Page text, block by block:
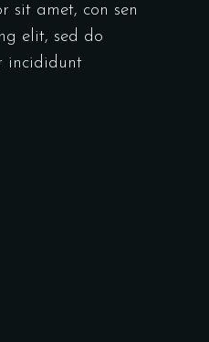
sit amet, con sen
elit, sed do
incididunt